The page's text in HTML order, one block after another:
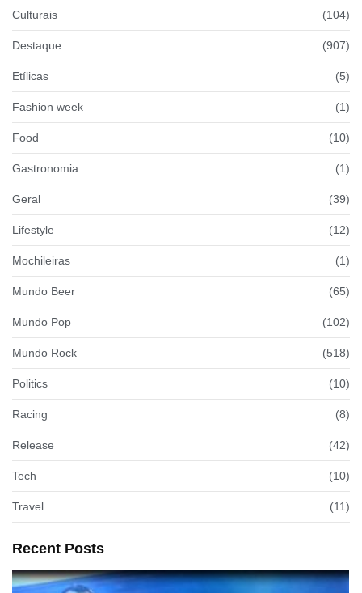
Culturais (104)
Destaque (907)
Etílicas (5)
Fashion week (1)
Food (10)
Gastronomia (1)
Geral (39)
Lifestyle (12)
Mochileiras (1)
Mundo Beer (65)
Mundo Pop (102)
Mundo Rock (518)
Politics (10)
Racing (8)
Release (42)
Tech (10)
Travel (11)
Recent Posts